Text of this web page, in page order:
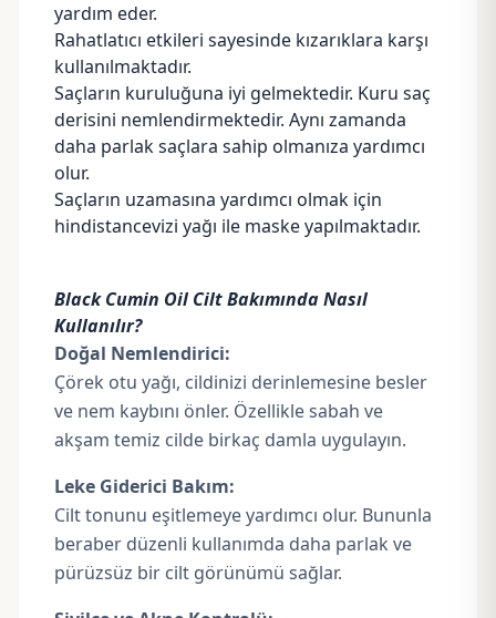
yardım eder.
Rahatlatıcı etkileri sayesinde kızarıklara karşı
kullanılmaktadır.
Saçların kuruluğuna iyi gelmektedir. Kuru saç
derisini nemlendirmektedir. Aynı zamanda
daha parlak saçlara sahip olmanıza yardımcı
olur.
Saçların uzamasına yardımcı olmak için
hindistancevizi yağı ile maske yapılmaktadır.
Black Cumin Oil Cilt Bakımında Nasıl
Kullanılır?
Doğal Nemlendirici:
Çörek otu yağı, cildinizi derinlemesine besler
ve nem kaybını önler. Özellikle sabah ve
akşam temiz cilde birkaç damla uygulayın.
Leke Giderici Bakım:
Cilt tonunu eşitlemeye yardımcı olur. Bununla
beraber düzenli kullanımda daha parlak ve
pürüzsüz bir cilt görünümü sağlar.